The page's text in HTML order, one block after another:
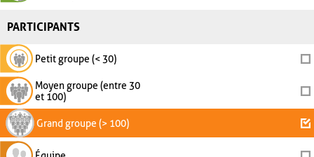
PARTICIPANTS
Petit groupe (< 30)
Moyen groupe (entre 30
et 100)
Grand groupe (> 100)